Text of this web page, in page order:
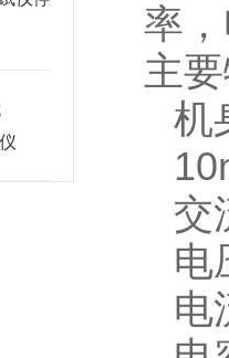
率
主
机
交
电
电